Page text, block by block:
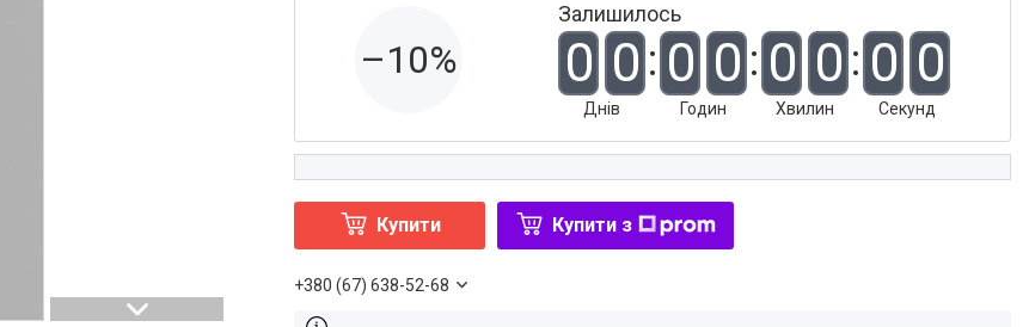
–10%
Залишилось
0 0
Днів
0 0
Годин
0 0
Хвилин
0 0
Секунд
Купити Купити з
+380 (67) 638-52-68